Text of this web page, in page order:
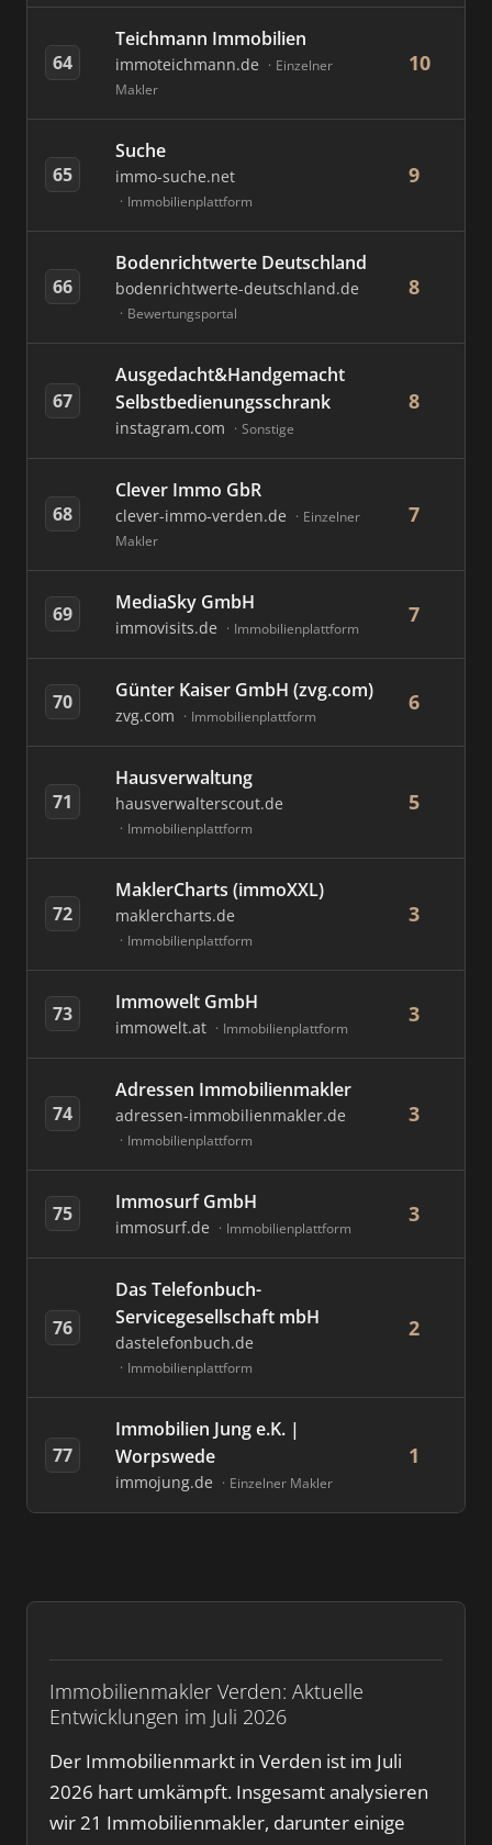
Immobilienmakler Verden: Aktuelle
Entwicklungen im Juli 2026
Der Immobilienmarkt in Verden ist im Juli
2026 hart umkämpft. Insgesamt analysieren
wir 21 Immobilienmakler, darunter einige
64
Teichmann Immobilien
immoteichmann.de
Einzelner
Makler
10
65
Suche
immo-suche.net
Immobilienplattform
9
66
Bodenrichtwerte Deutschland
bodenrichtwerte-deutschland.de
Bewertungsportal
8
67
Ausgedacht&Handgemacht
Selbstbedienungsschrank
instagram.com Sonstige
8
68
Clever Immo GbR
clever-immo-verden.de
Einzelner
Makler
7
69 MediaSky GmbH
immovisits.de Immobilienplattform
7
70 Günter Kaiser GmbH (zvg.com)
zvg.com Immobilienplattform
6
71
Hausverwaltung
hausverwalterscout.de
Immobilienplattform
5
72
MaklerCharts (immoXXL)
maklercharts.de
Immobilienplattform
3
73 Immowelt GmbH
immowelt.at Immobilienplattform
3
74
Adressen Immobilienmakler
adressen-immobilienmakler.de
Immobilienplattform
3
75 Immosurf GmbH
immosurf.de Immobilienplattform
3
76
Das Telefonbuch-
Servicegesellschaft mbH
dastelefonbuch.de
Immobilienplattform
2
77
Immobilien Jung e.K. |
Worpswede
immojung.de Einzelner Makler
1